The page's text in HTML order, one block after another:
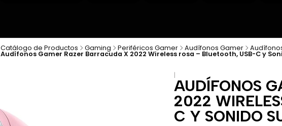
Catálogo de Productos Gaming Periféricos Gamer Audífonos Gamer
Audífonos Gamer Razer Barracuda X 2022 Wireless rosa – Bluetooth, USB-C y
|
AUDÍFONOS
2022
C Y SONIDO